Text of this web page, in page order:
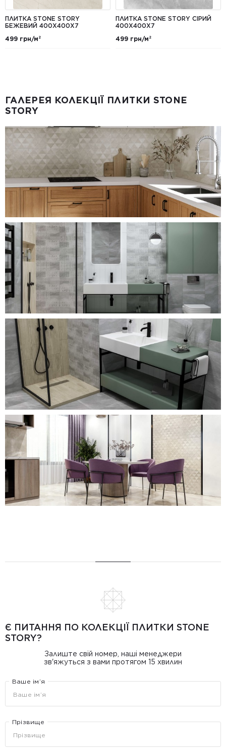
ПЛИТКА STONE STORY
БЕЖЕВИЙ 400X400X7
499 грн/м²
ПЛИТКА STONE STORY СІРИЙ
400X400X7
499 грн/м²
ГАЛЕРЕЯ КОЛЕКЦІЇ ПЛИТКИ STONE
STORY
Є ПИТАННЯ ПО КОЛЕКЦІЇ ПЛИТКИ STONE
STORY?
Залиште свій номер, наші менеджери
зв'яжуться з вами протягом 15 хвилин
Ваше ім’я
Прізвище